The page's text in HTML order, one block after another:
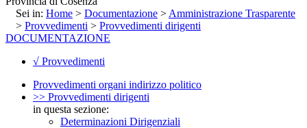
Sei in: Home > Documentazione > Amministrazione Trasparente
> Provvedimenti > Provvedimenti dirigenti
DOCUMENTAZIONE
√ Provvedimenti
Provvedimenti organi indirizzo politico
>> Provvedimenti dirigenti
in questa sezione:
Determinazioni Dirigenziali